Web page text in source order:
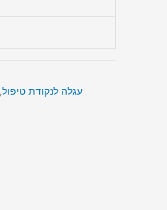
עגלה לנקודת טיפול,